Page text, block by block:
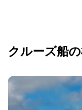
クルーズ船